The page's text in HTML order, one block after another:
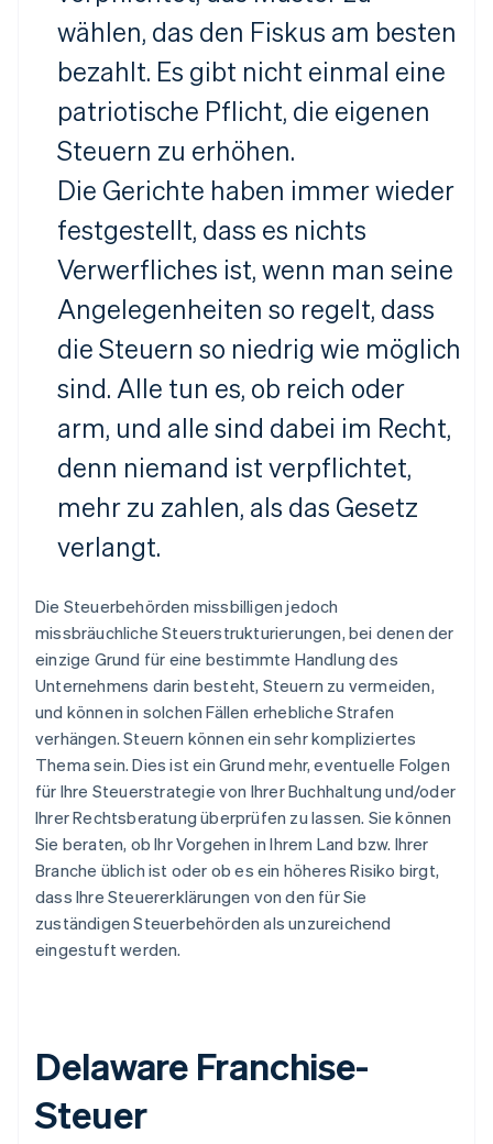
wählen, das den Fiskus am besten
bezahlt. Es gibt nicht einmal eine
patriotische Pflicht, die eigenen
Steuern zu erhöhen.
Die Gerichte haben immer wieder
festgestellt, dass es nichts
Verwerfliches ist, wenn man seine
Angelegenheiten so regelt, dass
die Steuern so niedrig wie möglich
sind. Alle tun es, ob reich oder
arm, und alle sind dabei im Recht,
denn niemand ist verpflichtet,
mehr zu zahlen, als das Gesetz
verlangt.
Die Steuerbehörden missbilligen jedoch
missbräuchliche Steuerstrukturierungen, bei denen der
einzige Grund für eine bestimmte Handlung des
Unternehmens darin besteht, Steuern zu vermeiden,
und können in solchen Fällen erhebliche Strafen
verhängen. Steuern können ein sehr kompliziertes
Thema sein. Dies ist ein Grund mehr, eventuelle Folgen
für Ihre Steuerstrategie von Ihrer Buchhaltung und/oder
Ihrer Rechtsberatung überprüfen zu lassen. Sie können
Sie beraten, ob Ihr Vorgehen in Ihrem Land bzw. Ihrer
Branche üblich ist oder ob es ein höheres Risiko birgt,
dass Ihre Steuererklärungen von den für Sie
zuständigen Steuerbehörden als unzureichend
eingestuft werden.
Delaware Franchise-
Steuer